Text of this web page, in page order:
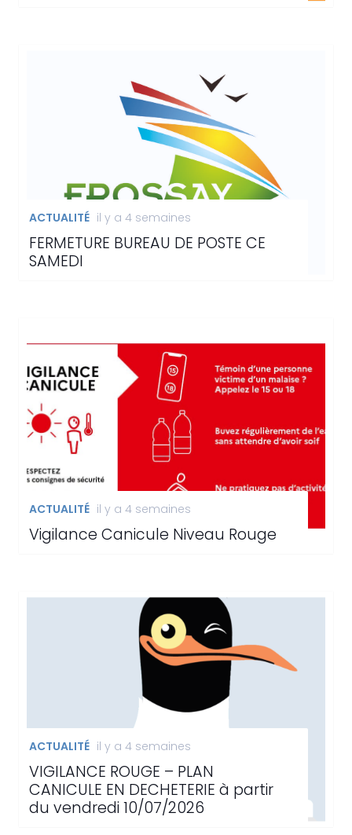
ACTUALITÉ il y a 4 semaines
FERMETURE BUREAU DE POSTE CE
SAMEDI
ACTUALITÉ il y a 4 semaines
Vigilance Canicule Niveau Rouge
ACTUALITÉ il y a 4 semaines
VIGILANCE ROUGE – PLAN
CANICULE EN DECHETERIE à partir
du vendredi 10/07/2026